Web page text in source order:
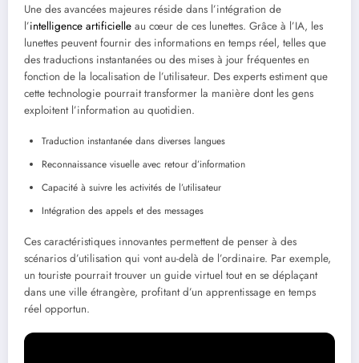
Une des avancées majeures réside dans l’intégration de
l’intelligence artificielle au cœur de ces lunettes. Grâce à l’IA, les
lunettes peuvent fournir des informations en temps réel, telles que
des traductions instantanées ou des mises à jour fréquentes en
fonction de la localisation de l’utilisateur. Des experts estiment que
cette technologie pourrait transformer la manière dont les gens
exploitent l’information au quotidien.
Traduction instantanée dans diverses langues
Reconnaissance visuelle avec retour d’information
Capacité à suivre les activités de l’utilisateur
Intégration des appels et des messages
Ces caractéristiques innovantes permettent de penser à des
scénarios d’utilisation qui vont au-delà de l’ordinaire. Par exemple,
un touriste pourrait trouver un guide virtuel tout en se déplaçant
dans une ville étrangère, profitant d’un apprentissage en temps
réel opportun.